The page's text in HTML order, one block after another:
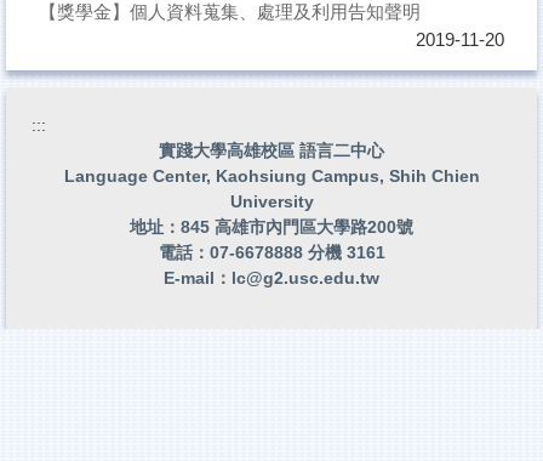
【獎學金】個人資料蒐集、處理及利用告知聲明
2019-11-20
:::
實踐大學高雄校區 語言二中心
Language Center, Kaohsiung Campus, Shih Chien
University
地址：845 高雄市內門區大學路200號
電話：07-6678888 分機 3161
E-mail： lc@g2.usc.edu.tw